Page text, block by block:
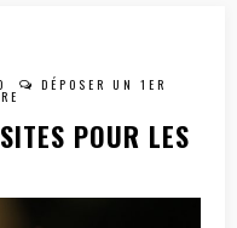
DÉPOSER UN 1ER
POUR LES